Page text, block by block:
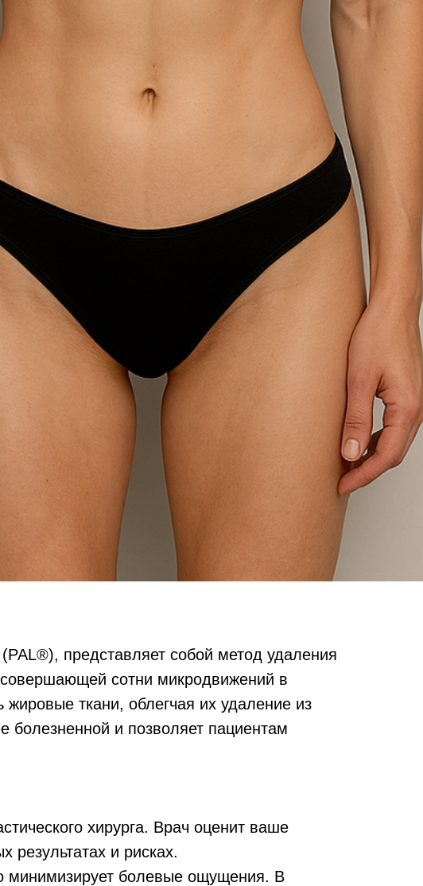
представляет собой метод удаления
сотни микродвижений в
ткани, облегчая их удаление из
болезненной и позволяет пациентам
хирурга. Врач оценит ваше
результатах и рисках.
минимизирует болевые ощущения. В